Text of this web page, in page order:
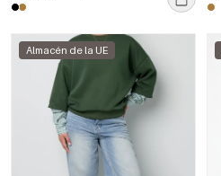
Almacén de la UE